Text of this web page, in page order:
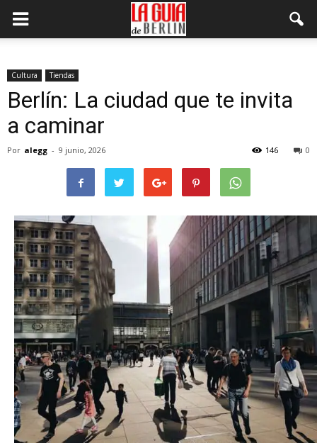
Cultura Tiendas
Berlín: La ciudad que te invita
a caminar
Por alegg - 9 junio, 2026 0
146